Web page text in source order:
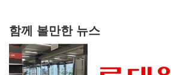
함께 볼만한 뉴스